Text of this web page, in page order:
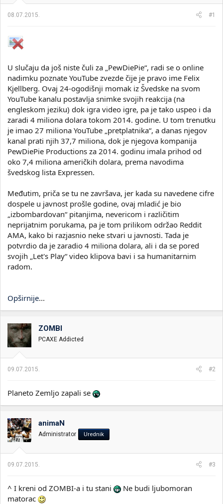
n
08.07.2015. #1
U slučaju da još niste čuli za „PewDiePie“, radi se o online
nadimku poznate YouTube zvezde čije je pravo ime Felix
Kjellberg. Ovaj 24-ogodišnji momak iz Švedske na svom
YouTube kanalu postavlja snimke svojih reakcija (na
engleskom jeziku) dok igra video igre, pa je tako uspeo i da
zaradi 4 miliona dolara tokom 2014. godine. U tom trenutku
je imao 27 miliona YouTube „pretplatnika“, a danas njegov
kanal prati njih 37,7 miliona, dok je njegova kompanija
PewDiePie Productions za 2014. godinu imala prihod od
oko 7,4 miliona američkih dolara, prema navodima
švedskog lista Expressen.
Međutim, priča se tu ne završava, jer kada su navedene cifre
dospele u javnost prošle godine, ovaj mladić je bio
„izbombardovan“ pitanjima, nevericom i različitim
neprijatnim porukama, pa je tom prilikom održao Reddit
AMA, kako bi razjasnio neke stvari u javnosti. Tada je
potvrdio da je zaradio 4 miliona dolara, ali i da se pored
svojih „Let's Play“ video klipova bavi i sa humanitarnim
radom.
Opširnije...
ZOMBI
PCAXE Addicted
09.07.2015. #2
Planeto Zemljo zapali se
animaN
Administrator Urednik
09.07.2015. #3
^ I kreni od ZOMBI-a i tu stani
Ne budi ljubomoran
matorac